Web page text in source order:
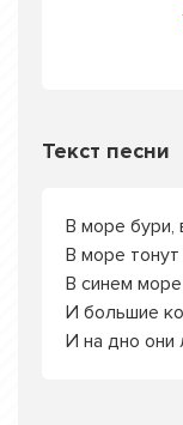
Текст песни
В море бури,
В море тонут
В синем
И большие
И на дно они